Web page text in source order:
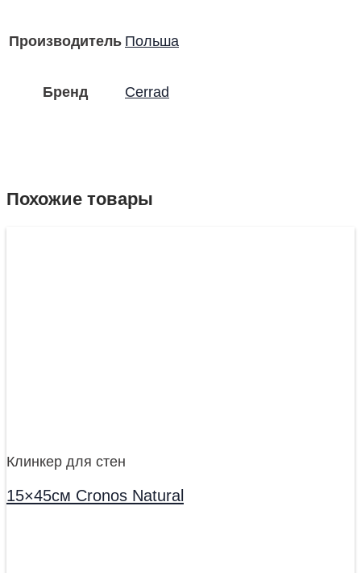
Производитель Польша
Бренд Cerrad
Похожие товары
Клинкер для стен
15×45см Cronos Natural